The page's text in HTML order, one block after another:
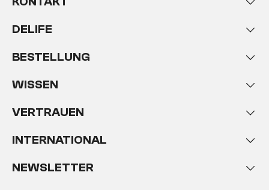
DELIFE
BESTELLUNG
WISSEN
VERTRAUEN
INTERNATIONAL
NEWSLETTER